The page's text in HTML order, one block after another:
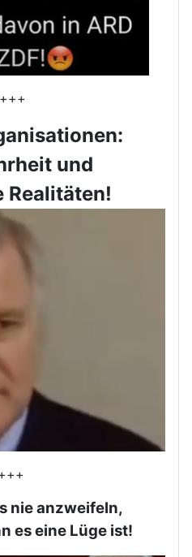
+++
und
Realitäten!
nie anzweifeln,
es eine Lüge ist!